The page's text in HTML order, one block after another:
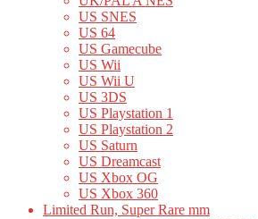
US SNES
US 64
US Gamecube
US Wii
US Wii U
US 3DS
US Playstation 1
US Playstation 2
US Saturn
US Dreamcast
US Xbox OG
US Xbox 360
Limited Run, Super Rare mm